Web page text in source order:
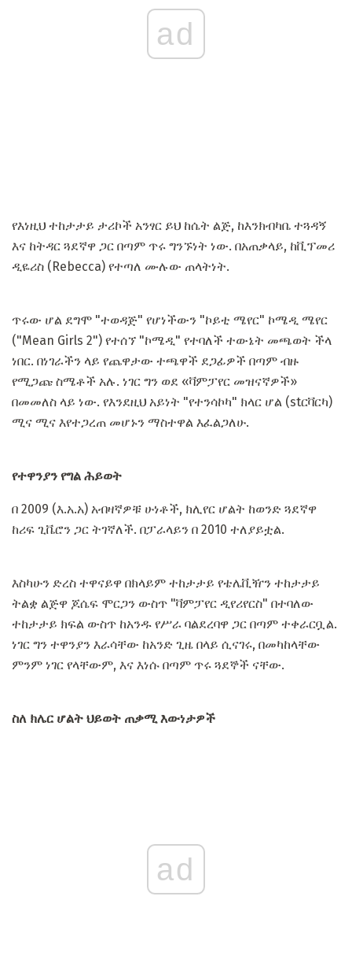
ad
የእነዚህ ተከታታይ ታሪኮች አንፃር ይህ ከሴት ልጅ, ከእንክብካቤ ተጓዳኝ
እና ከትዳር ጓደኛዋ ጋር በጣም ጥሩ ግንኙነት ነው. በአጠቃላይ, ከቪፕመሪ
ዲዬሪስ (Rebecca) የተጣለ ሙሉው ጠላትነት.
ጥሩው ሆል ደግሞ "ተወዳጅ" የሆነችውን "ኮይቲ ሜየር" ኮሜዲ ሜየር
("Mean Girls 2") የተሰኘ "ኮሜዲ" የተባለች ተውኔት መጫወት ችላ
ነበር. በነገራችን ላይ የጨዋታው ተጫዋች ደጋፊዎች በጣም ብዙ
የሚጋጩ ስሜቶች አሉ. ነገር ግን ወደ «ቫምፓየር መዝናኛዎች»
በመመለስ ላይ ነው. የእንደዚህ አይነት "የተንሳኮካ" ክላር ሆል (stርቫርካ)
ሚና ሚና እየተጋረጠ መሆኑን ማስተዋል እፈልጋለሁ.
የተዋንያን የግል ሕይወት
በ 2009 (እ.አ.አ) አብዛኛዎቹ ሁነቶች, ክሊየር ሆልት ከወንድ ጓደኛዋ
ከሪፍ ጊቬሮን ጋር ትገኛለች. በፓራላይን በ 2010 ተለያይቷል.
እስካሁን ድረስ ተዋናይዋ በክላይም ተከታታይ የቴሌቪዥን ተከታታይ
ትልቋ ልጅዋ ጆሴፍ ሞርጋን ውስጥ "ቫምፓየር ዲየሪየርስ" በተባለው
ተከታታይ ክፍል ውስጥ ከአንዱ የሥራ ባልደረባዋ ጋር በጣም ተቀራርቧል.
ነገር ግን ተዋንያን እራሳቸው ከአንድ ጊዜ በላይ ሲናገሩ, በመካከላቸው
ምንም ነገር የላቸውም, እና እነሱ በጣም ጥሩ ጓደኞች ናቸው.
ስለ ክሌር ሆልት ህይወት ጠቃሚ እውነታዎች
ad